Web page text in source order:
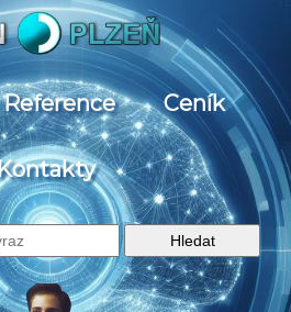
Reference Ceník